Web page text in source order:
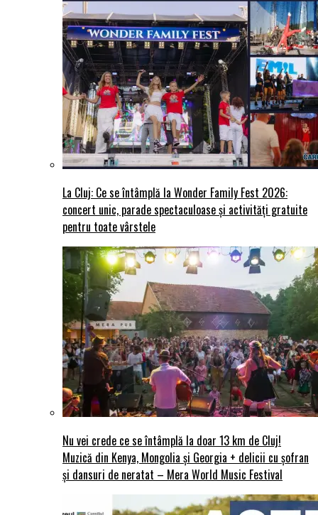
La Cluj: Ce se întâmplă la Wonder Family Fest 2026:
concert unic, parade spectaculoase și activități gratuite
pentru toate vârstele
Nu vei crede ce se întâmplă la doar 13 km de Cluj!
Muzică din Kenya, Mongolia și Georgia + delicii cu șofran
și dansuri de neratat – Mera World Music Festival